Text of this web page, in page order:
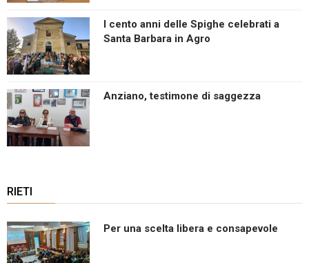
I cento anni delle Spighe celebrati a
Santa Barbara in Agro
Anziano, testimone di saggezza
RIETI
Per una scelta libera e consapevole